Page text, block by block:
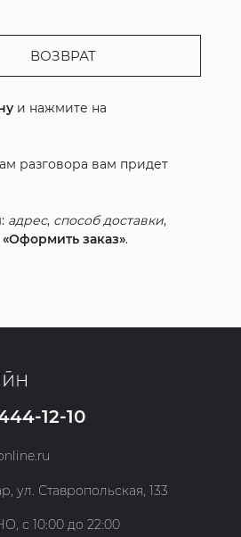
ВОЗВРАТ
и нажмите на
разговора вам придет
адрес, способ доставки,
«Оформить заказ».
12-10
ул. Ставропольская, 133
с 10:00 до 22:00